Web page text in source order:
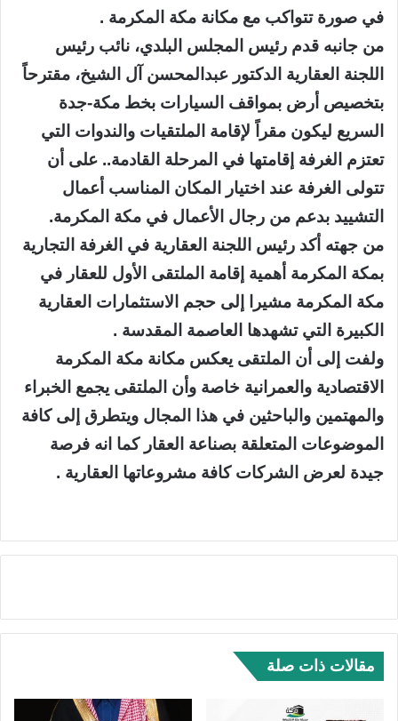
في صورة تتواكب مع مكانة مكة المكرمة .
من جانبه قدم رئيس المجلس البلدي، نائب رئيس
اللجنة العقارية الدكتور عبدالمحسن آل الشيخ، مقترحاً
بتخصيص أرض بمواقف السيارات بخط مكة-جدة
السريع ليكون مقراً لإقامة الملتقيات والندوات التي
تعتزم الغرفة إقامتها في المرحلة القادمة.. على أن
تتولى الغرفة عند اختيار المكان المناسب أعمال
التشييد بدعم من رجال الأعمال في مكة المكرمة.
من جهته أكد رئيس اللجنة العقارية في الغرفة التجارية
بمكة المكرمة أهمية إقامة الملتقى الأول للعقار في
مكة المكرمة مشيرا إلى حجم الاستثمارات العقارية
الكبيرة التي تشهدها العاصمة المقدسة .
ولفت إلى أن الملتقى يعكس مكانة مكة المكرمة
الاقتصادية والعمرانية خاصة وأن الملتقى يجمع الخبراء
والمهتمين والباحثين في هذا المجال ويتطرق إلى كافة
الموضوعات المتعلقة بصناعة العقار كما انه فرصة
جيدة لعرض الشركات كافة مشروعاتها العقارية .
مقالات ذات صلة